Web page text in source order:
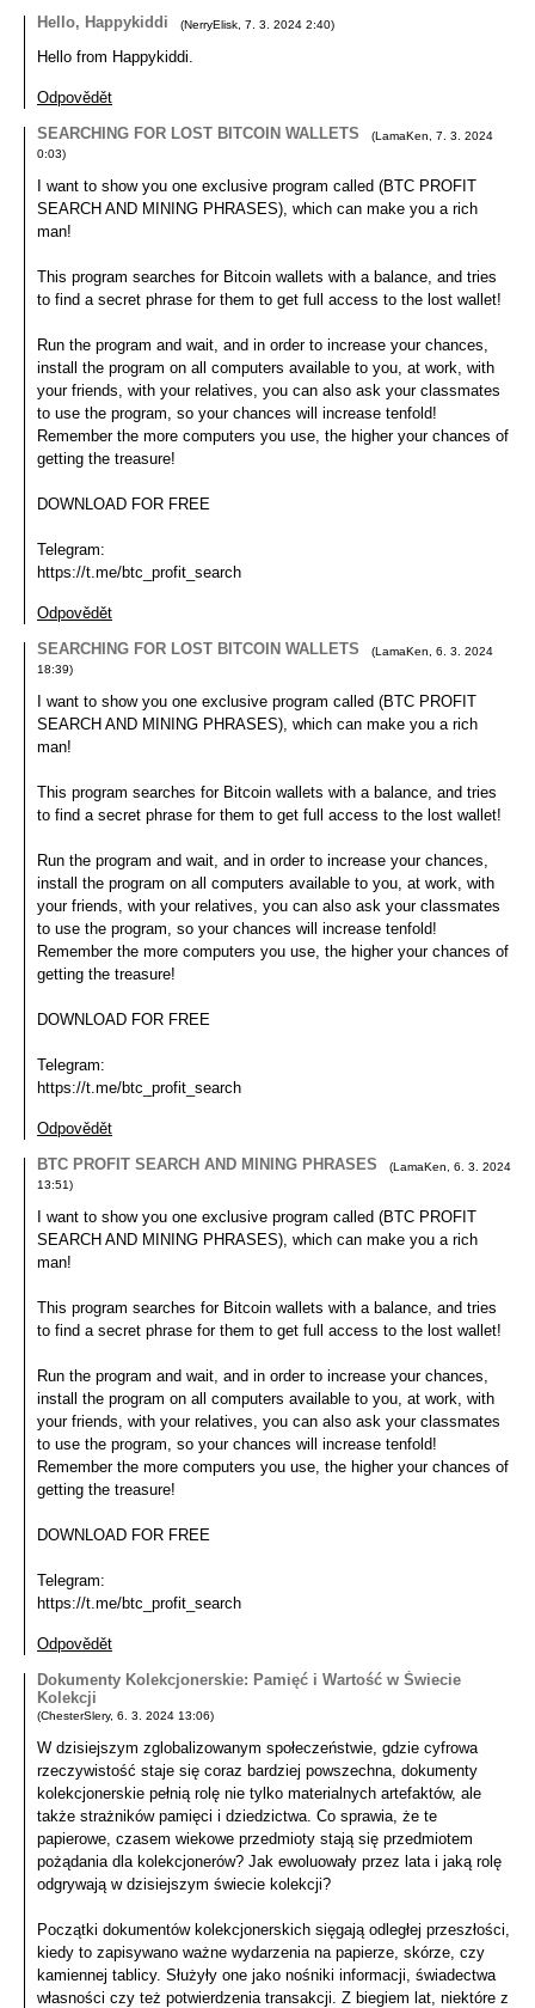
Hello, Happykiddi
(NerryElisk 7. 3. 2024 2:40)
Hello from Happykiddi.
Odpovědět
SEARCHING FOR LOST BITCOIN WALLETS
(LamaKen
7. 3. 2024
0:03)
I want to show you one exclusive program called (BTC PROFIT
SEARCH AND MINING PHRASES), which can make you a rich
man!
This program searches for Bitcoin wallets with a balance, and tries
to find a secret phrase for them to get full access to the lost wallet!
Run the program and wait, and in order to increase your chances,
install the program on all computers available to you, at work, with
your friends, with your relatives, you can also ask your classmates
to use the program, so your chances will increase tenfold!
Remember the more computers you use, the higher your chances of
getting the treasure!
DOWNLOAD FOR FREE
Telegram:
https://t.me/btc_profit_search
Odpovědět
SEARCHING FOR LOST BITCOIN WALLETS
(LamaKen
6. 3. 2024
18:39)
I want to show you one exclusive program called (BTC PROFIT
SEARCH AND MINING PHRASES), which can make you a rich
man!
This program searches for Bitcoin wallets with a balance, and tries
to find a secret phrase for them to get full access to the lost wallet!
Run the program and wait, and in order to increase your chances,
install the program on all computers available to you, at work, with
your friends, with your relatives, you can also ask your classmates
to use the program, so your chances will increase tenfold!
Remember the more computers you use, the higher your chances of
getting the treasure!
DOWNLOAD FOR FREE
Telegram:
https://t.me/btc_profit_search
Odpovědět
BTC PROFIT SEARCH AND MINING PHRASES
(LamaKen
6. 3. 2024
13:51)
I want to show you one exclusive program called (BTC PROFIT
SEARCH AND MINING PHRASES), which can make you a rich
man!
This program searches for Bitcoin wallets with a balance, and tries
to find a secret phrase for them to get full access to the lost wallet!
Run the program and wait, and in order to increase your chances,
install the program on all computers available to you, at work, with
your friends, with your relatives, you can also ask your classmates
to use the program, so your chances will increase tenfold!
Remember the more computers you use, the higher your chances of
getting the treasure!
DOWNLOAD FOR FREE
Telegram:
https://t.me/btc_profit_search
Odpovědět
Dokumenty Kolekcjonerskie: Pamięć i Wartość w Świecie
Kolekcji
(ChesterSlery, 6. 3. 2024 13:06)
W dzisiejszym zglobalizowanym społeczeństwie, gdzie cyfrowa
rzeczywistość staje się coraz bardziej powszechna, dokumenty
kolekcjonerskie pełnią rolę nie tylko materialnych artefaktów, ale
także strażników pamięci i dziedzictwa. Co sprawia, że te
papierowe, czasem wiekowe przedmioty stają się przedmiotem
pożądania dla kolekcjonerów? Jak ewoluowały przez lata i jaką rolę
odgrywają w dzisiejszym świecie kolekcji?
Początki dokumentów kolekcjonerskich sięgają odległej przeszłości,
kiedy to zapisywano ważne wydarzenia na papierze, skórze, czy
kamiennej tablicy. Służyły one jako nośniki informacji, świadectwa
własności czy też potwierdzenia transakcji. Z biegiem lat, niektóre z